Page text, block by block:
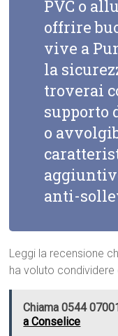
PVC o
offrire
vive a
la
troverai
supporto
o
anti-
Leggi la recensione
ha voluto
Chiama 0544
a Conselice